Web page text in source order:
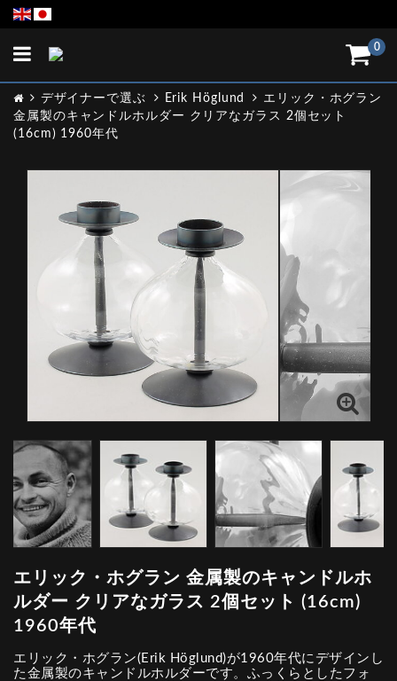
0
Toggle
デザイナーで選ぶ Erik Höglund
エリック・ホグラン
金属製のキャンドルホルダー クリアなガラス 2個セット
(16cm) 1960年代
エリック・ホグラン 金属製のキャンドルホ
ルダー クリアなガラス 2個セット (16cm)
1960年代
エリック・ホグラン(Erik Höglund)が1960年代にデザインし
た金属製のキャンドルホルダーです。ふっくらとしたフォ